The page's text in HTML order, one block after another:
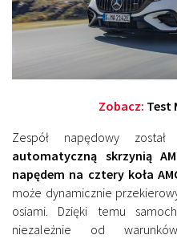
Zobacz: Test
Zespół napędowy
automatyczną skrzynią
napędem na cztery koła
może dynamicznie
osiami. Dzięki temu
niezależnie od